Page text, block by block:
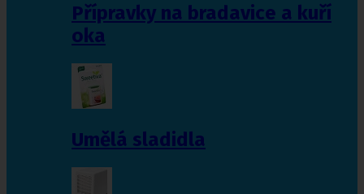
Přípravky na bradavice a kuří
oka
Umělá sladidla